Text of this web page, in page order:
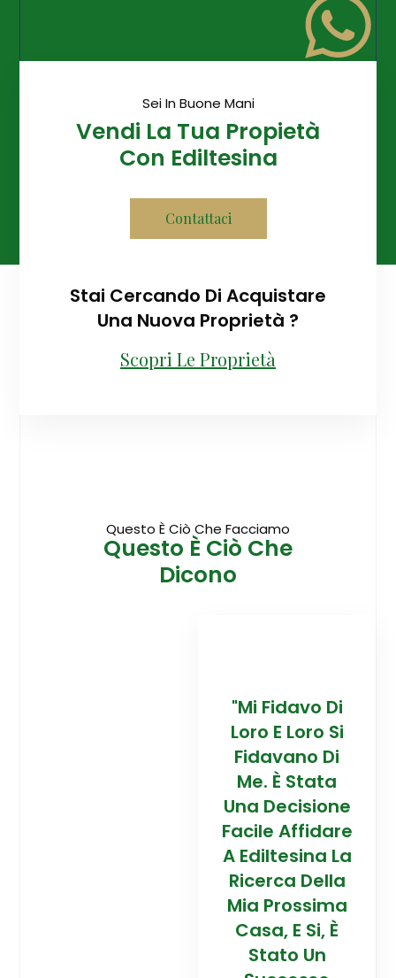
Sei In Buone Mani
Vendi La Tua Propietà
Con Ediltesina
Contattaci
Stai Cercando Di Acquistare
Una Nuova Proprietà ?
Scopri Le Proprietà
Questo È Ciò Che Facciamo
Questo È Ciò Che
Dicono
"Mi Fidavo Di
Loro E Loro Si
Fidavano Di
Me. È Stata
Una Decisione
Facile Affidare
A Ediltesina La
Ricerca Della
Mia Prossima
Casa, E Si, È
Stato Un